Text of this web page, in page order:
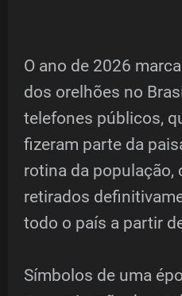
O ano de 2026
dos orelhões no
telefones públicos,
fizeram parte da
rotina da população,
retirados
todo o país a partir
Símbolos de uma